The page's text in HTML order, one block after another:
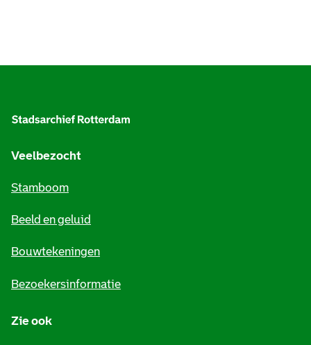
Veelbezocht
Stamboom
Beeld en geluid
Bouwtekeningen
Bezoekersinformatie
Zie ook